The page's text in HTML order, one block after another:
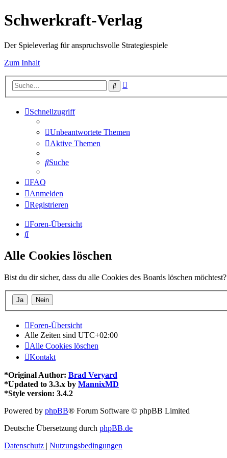
Schwerkraft-Verlag
Der Spieleverlag für anspruchsvolle Strategiespiele
Zum Inhalt
Suche
Schnellzugriff
Unbeantwortete Themen
Aktive Themen
Suche
FAQ
Anmelden
Registrieren
Foren-Übersicht
Suche
Alle Cookies löschen
Bist du dir sicher, dass du alle Cookies des Boards löschen möchtest?
Foren-Übersicht
Alle Zeiten sind UTC+02:00
Alle Cookies löschen
Kontakt
*Original Author: Brad Veryard
*Updated to 3.3.x by MannixMD
*Style version: 3.4.2
Powered by phpBB® Forum Software © phpBB Limited
Deutsche Übersetzung durch phpBB.de
Datenschutz | Nutzungsbedingungen